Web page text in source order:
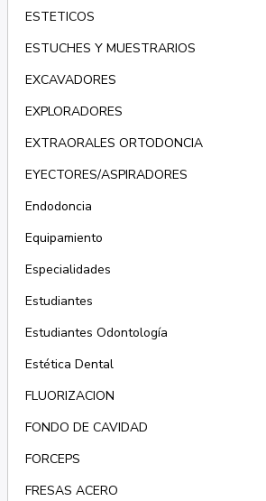
ESTETICOS
ESTUCHES Y MUESTRARIOS
EXCAVADORES
EXPLORADORES
EXTRAORALES ORTODONCIA
EYECTORES/ASPIRADORES
Endodoncia
Equipamiento
Especialidades
Estudiantes
Estudiantes Odontología
Estética Dental
FLUORIZACION
FONDO DE CAVIDAD
FORCEPS
FRESAS ACERO